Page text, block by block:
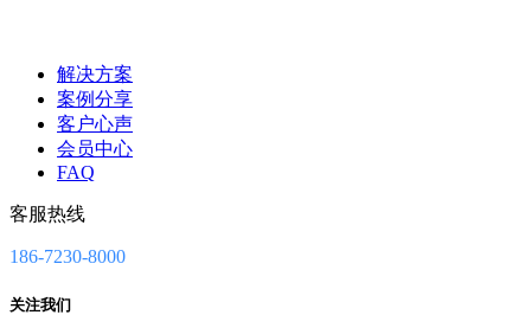
解决方案
案例分享
客户心声
会员中心
FAQ
客服热线
186-7230-8000
关注我们